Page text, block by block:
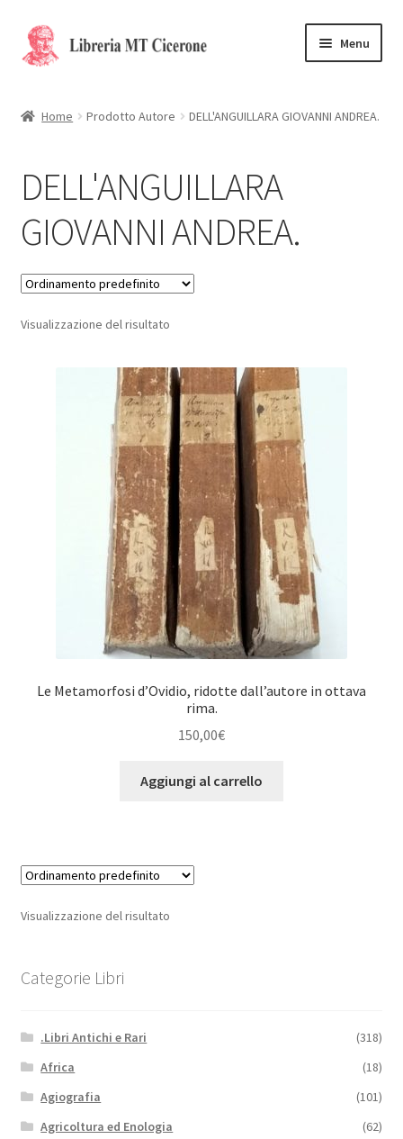
Vai
alla
Vai
al
Menu
La Storia
Contattaci
Cassa
Carrello
Home Prodotto Autore DELL'ANGUILLARA GIOVANNI ANDREA.
DELL'ANGUILLARA
GIOVANNI ANDREA.
Visualizzazione del risultato
Le Metamorfosi d’Ovidio, ridotte dall’autore in ottava
rima.
150,00€
Aggiungi al carrello
Visualizzazione del risultato
Categorie Libri
.Libri Antichi e Rari
(318)
Africa
(18)
Agiografia
(101)
Agricoltura ed Enologia
(62)